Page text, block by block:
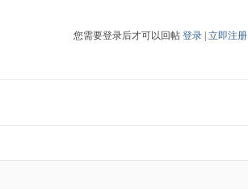
您需要登录后才可以回帖 登录 立即注册